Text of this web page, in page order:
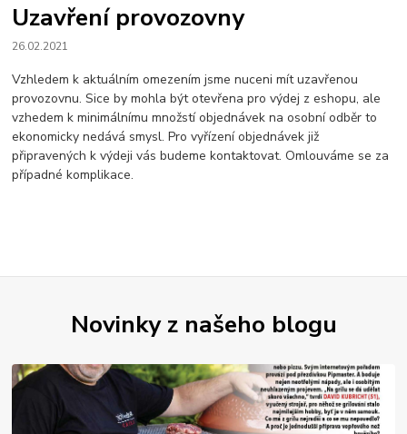
Uzavření provozovny
26.02.2021
Vzhledem k aktuálním omezením jsme nuceni mít uzavřenou
provozovnu. Sice by mohla být otevřena pro výdej z eshopu, ale
vzhedem k minimálnímu množstí objednávek na osobní odběr to
ekonomicky nedává smysl. Pro vyřízení objednávek již
připravených k výdeji vás budeme kontaktovat. Omlouváme se za
případné komplikace.
Novinky z našeho blogu